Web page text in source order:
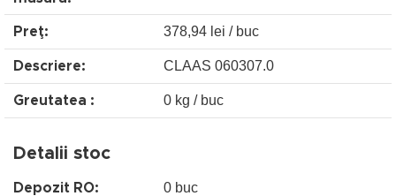
Preţ: 378,94 lei / buc
Descriere: CLAAS 060307.0
Greutatea : 0 kg / buc
Detalii stoc
Depozit RO: 0 buc